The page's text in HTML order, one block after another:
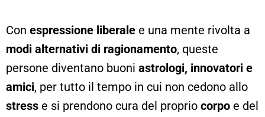
Con espressione liberale e una mente rivolta a
modi alternativi di ragionamento, queste
persone diventano buoni astrologi, innovatori e
amici, per tutto il tempo in cui non cedono allo
stress e si prendono cura del proprio corpo e del